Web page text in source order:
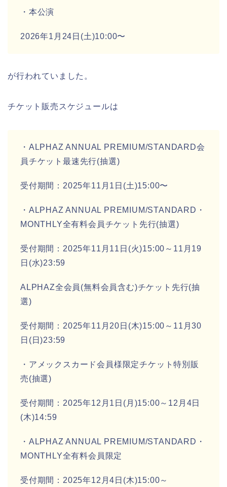
・本公演
2026年1月24日(土)10:00〜
が行われていました。
チケット販売スケジュールは
・ALPHAZ ANNUAL PREMIUM/STANDARD会
員チケット最速先行(抽選)
受付期間：2025年11月1日(土)15:00〜
・ALPHAZ ANNUAL PREMIUM/STANDARD・
MONTHLY全有料会員チケット先行(抽選)
受付期間：2025年11月11日(火)15:00～11月19
日(水)23:59
ALPHAZ全会員(無料会員含む)チケット先行(抽
選)
受付期間：2025年11月20日(木)15:00～11月30
日(日)23:59
・アメックスカード会員様限定チケット特別販
売(抽選)
受付期間：2025年12月1日(月)15:00～12月4日
(木)14:59
・ALPHAZ ANNUAL PREMIUM/STANDARD・
MONTHLY全有料会員限定
受付期間：2025年12月4日(木)15:00～